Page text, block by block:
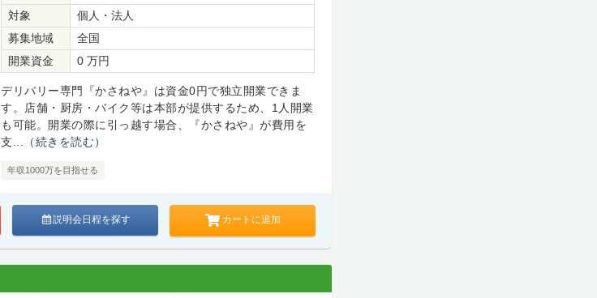
対象
個人・法人
募集地域
全国
開業資金
0 万円
デリバリー専門『かさねや』は資金0円で独立開業できま
す。店舗・厨房・バイク等は本部が提供するため、1人開業
も可能。開業の際に引っ越す場合、『かさねや』が費用を
支...
（続きを読む）
年収1000万を目指せる
説明会日程を探す カートに追加